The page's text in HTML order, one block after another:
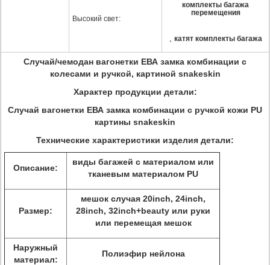
Высокий свет:
комплекты багажа
перемещения
катят комплекты багажа
Случай/чемодан вагонетки ЕВА замка комбинации с
колесами и ручкой, картиной snakeskin
Характер продукции детали:
Случай вагонетки ЕВА замка комбинации с ручкой кожи PU
картины snakeskin
Технические характеристики изделия детали:
Описание:
виды багажей с материалом или
тканевым материалом PU
Размер:
мешок случая 20inch, 24inch,
28inch, 32inch+beauty или руки
или перемещая мешок
Наружный
материал:
Полиэфир нейлона